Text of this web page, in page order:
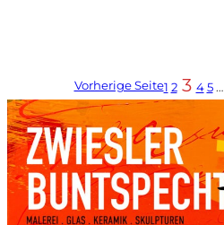
Vorherige Seite1 2 3 4 5 …